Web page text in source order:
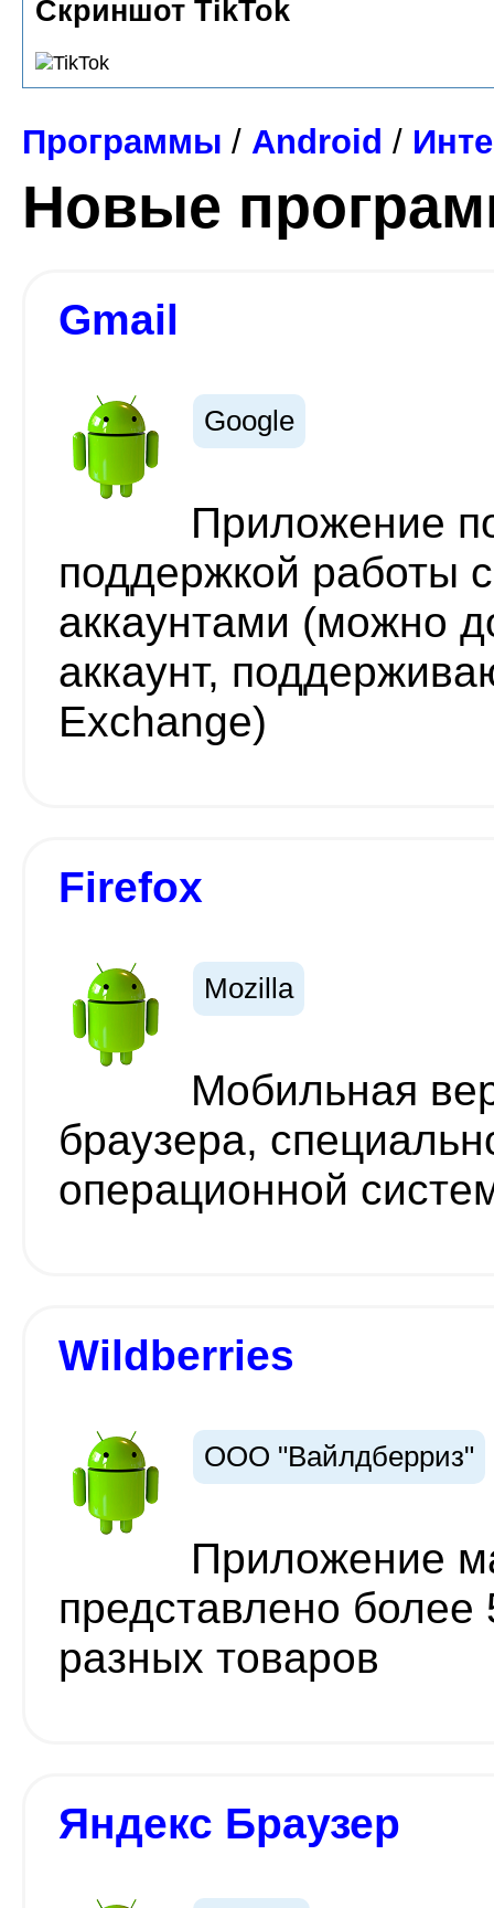
Скриншот TikTok
Программы / Android /
Новые
Gmail
Google
Приложение
поддержкой работы
аккаунтами (можно
аккаунт,
Exchange)
Firefox
Mozilla
Мобильная
браузера,
операционной
Wildberries
ООО "Вайлдберриз"
Приложение
представлено
разных товаров
Яндекс Браузер